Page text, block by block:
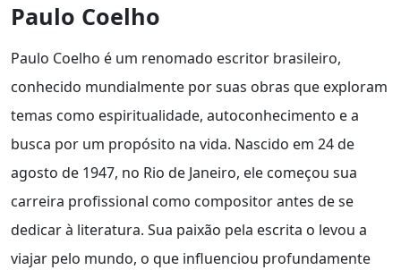
Paulo Coelho
Paulo Coelho é um renomado escritor brasileiro,
conhecido mundialmente por suas obras que exploram
temas como espiritualidade, autoconhecimento e a
busca por um propósito na vida. Nascido em 24 de
agosto de 1947, no Rio de Janeiro, ele começou sua
carreira profissional como compositor antes de se
dedicar à literatura. Sua paixão pela escrita o levou a
viajar pelo mundo, o que influenciou profundamente